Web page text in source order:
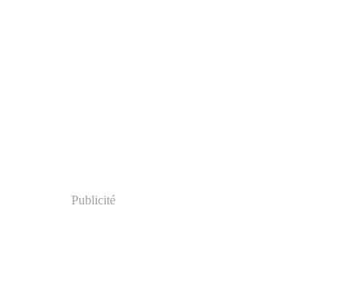
Publicité